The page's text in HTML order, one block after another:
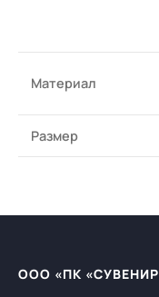
Материал
Размер
ООО «ПК